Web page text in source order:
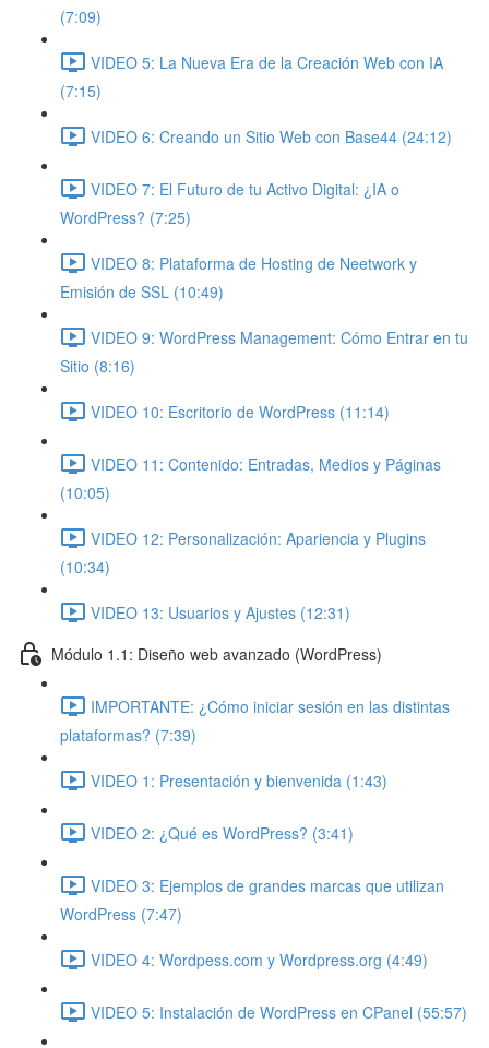
(7:09)
VIDEO 5: La Nueva Era de la Creación Web con IA
(7:15)
VIDEO 6: Creando un Sitio Web con Base44 (24:12)
VIDEO 7: El Futuro de tu Activo Digital: ¿IA o
WordPress? (7:25)
VIDEO 8: Plataforma de Hosting de Neetwork y
Emisión de SSL (10:49)
VIDEO 9: WordPress Management: Cómo Entrar en tu
Sitio (8:16)
VIDEO 10: Escritorio de WordPress (11:14)
VIDEO 11: Contenido: Entradas, Medios y Páginas
(10:05)
VIDEO 12: Personalización: Apariencia y Plugins
(10:34)
VIDEO 13: Usuarios y Ajustes (12:31)
Módulo 1.1: Diseño web avanzado (WordPress)
IMPORTANTE: ¿Cómo iniciar sesión en las distintas
plataformas? (7:39)
VIDEO 1: Presentación y bienvenida (1:43)
VIDEO 2: ¿Qué es WordPress? (3:41)
VIDEO 3: Ejemplos de grandes marcas que utilizan
WordPress (7:47)
VIDEO 4: Wordpess.com y Wordpress.org (4:49)
VIDEO 5: Instalación de WordPress en CPanel (55:57)